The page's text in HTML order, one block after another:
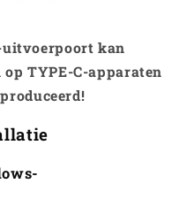
uitvoerpoort kan
TYPE-C-apparaten